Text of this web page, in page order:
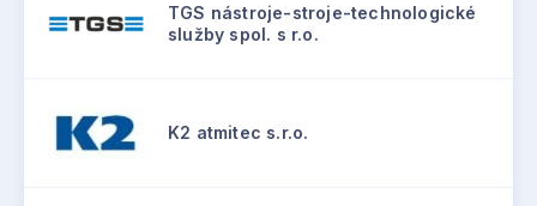
TGS nástroje-stroje-technologické
služby spol. s r.o.
K2 atmitec s.r.o.